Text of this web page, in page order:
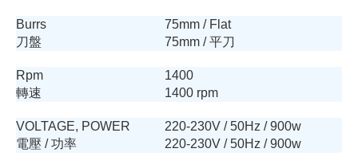
Burrs
刀盤
75mm / Flat
75mm / 平刀
Rpm
轉速
1400
1400 rpm
VOLTAGE, POWER
電壓 / 功率
220-230V / 50Hz / 900w
220-230V / 50Hz / 900w